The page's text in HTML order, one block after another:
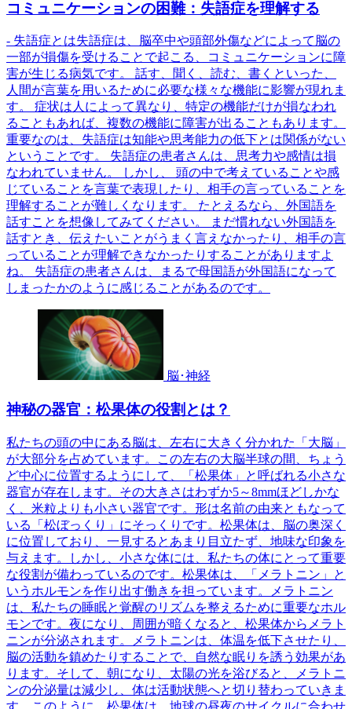
コミュニケーションの困難：失語症を理解する
- 失語症とは失語症は、脳卒中や頭部外傷などによって脳の
一部が損傷を受けることで起こる、コミュニケーションに障
害が生じる病気です。 話す、聞く、読む、書くといった、
人間が言葉を用いるために必要な様々な機能に影響が現れま
す。 症状は人によって異なり、特定の機能だけが損なわれ
ることもあれば、複数の機能に障害が出ることもあります。
重要なのは、失語症は知能や思考能力の低下とは関係がない
ということです。 失語症の患者さんは、思考力や感情は損
なわれていません。 しかし、 頭の中で考えていることや感
じていることを言葉で表現したり、相手の言っていることを
理解することが難しくなります。 たとえるなら、外国語を
話すことを想像してみてください。 まだ慣れない外国語を
話すとき、伝えたいことがうまく言えなかったり、相手の言
っていることが理解できなかったりすることがありますよ
ね。 失語症の患者さんは、まるで母国語が外国語になって
しまったかのように感じることがあるのです。
脳･神経
神秘の器官：松果体の役割とは？
私たちの頭の中にある脳は、左右に大きく分かれた「大脳」
が大部分を占めています。この左右の大脳半球の間、ちょう
ど中心に位置するようにして、「松果体」と呼ばれる小さな
器官が存在します。その大きさはわずか5～8mmほどしかな
く、米粒よりも小さい器官です。形は名前の由来ともなって
いる「松ぼっくり」にそっくりです。松果体は、脳の奥深く
に位置しており、一見するとあまり目立たず、地味な印象を
与えます。しかし、小さな体には、私たちの体にとって重要
な役割が備わっているのです。松果体は、「メラトニン」と
いうホルモンを作り出す働きを担っています。メラトニン
は、私たちの睡眠と覚醒のリズムを整えるために重要なホル
モンです。夜になり、周囲が暗くなると、松果体からメラト
ニンが分泌されます。メラトニンは、体温を低下させたり、
脳の活動を鎮めたりすることで、自然な眠りを誘う効果があ
ります。そして、朝になり、太陽の光を浴びると、メラトニ
ンの分泌量は減少し、体は活動状態へと切り替わっていきま
す。このように、松果体は、地球の昼夜のサイクルに合わせ